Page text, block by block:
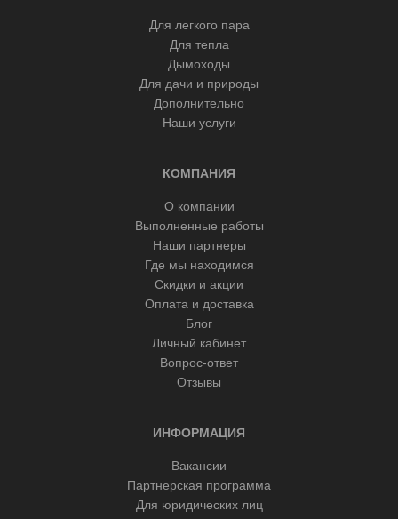
Для легкого пара
Для тепла
Дымоходы
Для дачи и природы
Дополнительно
Наши услуги
КОМПАНИЯ
О компании
Выполненные работы
Наши партнеры
Где мы находимся
Скидки и акции
Оплата и доставка
Блог
Личный кабинет
Вопрос-ответ
Отзывы
ИНФОРМАЦИЯ
Вакансии
Партнерская программа
Для юридических лиц